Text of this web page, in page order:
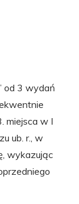
od 3 wydań
miejsca w I
ub. r., w
wykazując